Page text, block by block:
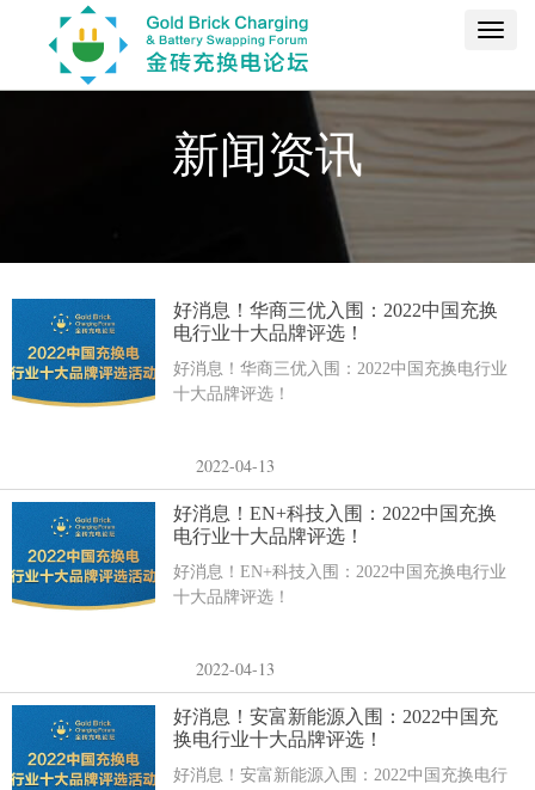
新闻资讯
好消息！华商三优入围：2022中国充换
电行业十大品牌评选！
好消息！华商三优入围：2022中国充换电行业
十大品牌评选！
2022-04-13
好消息！EN+科技入围：2022中国充换
电行业十大品牌评选！
好消息！EN+科技入围：2022中国充换电行业
十大品牌评选！
2022-04-13
好消息！安富新能源入围：2022中国充
换电行业十大品牌评选！
好消息！安富新能源入围：2022中国充换电行